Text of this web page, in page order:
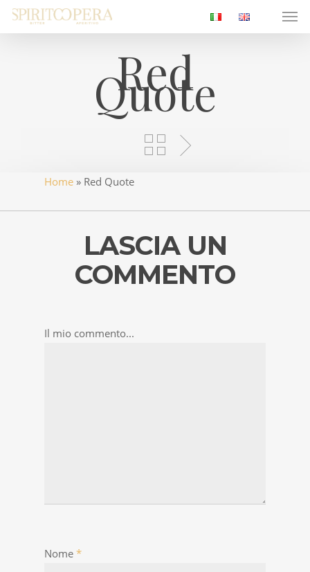
Skip
Red
Quote
Home » Red Quote
LASCIA UN
COMMENTO
Il mio commento...
Nome *